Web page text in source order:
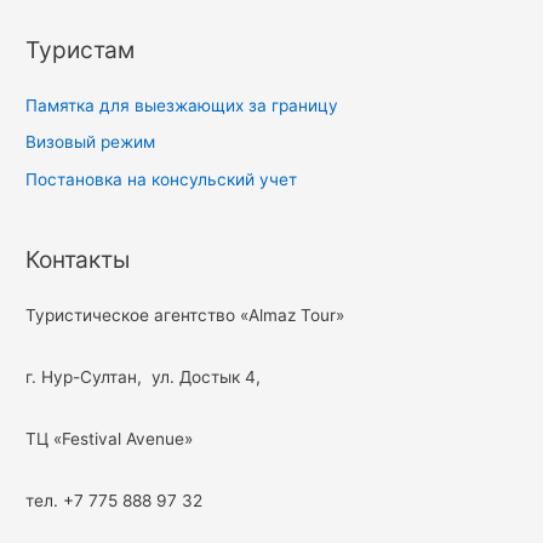
Туристам
Памятка для выезжающих за границу
Визовый режим
Постановка на консульский учет
Контакты
Туристическое агентство «Almaz Tour»
г. Нур-Султан, ул. Достык 4,
ТЦ «Festival Avenue»
тел. +7 775 888 97 32